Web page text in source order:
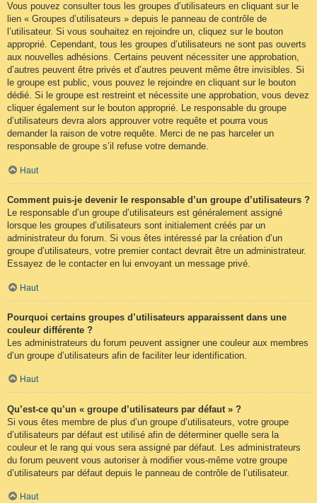
Vous pouvez consulter tous les groupes d’utilisateurs en cliquant sur le
lien « Groupes d’utilisateurs » depuis le panneau de contrôle de
l’utilisateur. Si vous souhaitez en rejoindre un, cliquez sur le bouton
approprié. Cependant, tous les groupes d’utilisateurs ne sont pas ouverts
aux nouvelles adhésions. Certains peuvent nécessiter une approbation,
d’autres peuvent être privés et d’autres peuvent même être invisibles. Si
le groupe est public, vous pouvez le rejoindre en cliquant sur le bouton
dédié. Si le groupe est restreint et nécessite une approbation, vous devez
cliquer également sur le bouton approprié. Le responsable du groupe
d’utilisateurs devra alors approuver votre requête et pourra vous
demander la raison de votre requête. Merci de ne pas harceler un
responsable de groupe s’il refuse votre demande.
Haut
Comment puis-je devenir le responsable d’un groupe d’utilisateurs ?
Le responsable d’un groupe d’utilisateurs est généralement assigné
lorsque les groupes d’utilisateurs sont initialement créés par un
administrateur du forum. Si vous êtes intéressé par la création d’un
groupe d’utilisateurs, votre premier contact devrait être un administrateur.
Essayez de le contacter en lui envoyant un message privé.
Haut
Pourquoi certains groupes d’utilisateurs apparaissent dans une
couleur différente ?
Les administrateurs du forum peuvent assigner une couleur aux membres
d’un groupe d’utilisateurs afin de faciliter leur identification.
Haut
Qu’est-ce qu’un « groupe d’utilisateurs par défaut » ?
Si vous êtes membre de plus d’un groupe d’utilisateurs, votre groupe
d’utilisateurs par défaut est utilisé afin de déterminer quelle sera la
couleur et le rang qui vous sera assigné par défaut. Les administrateurs
du forum peuvent vous autoriser à modifier vous-même votre groupe
d’utilisateurs par défaut depuis le panneau de contrôle de l’utilisateur.
Haut